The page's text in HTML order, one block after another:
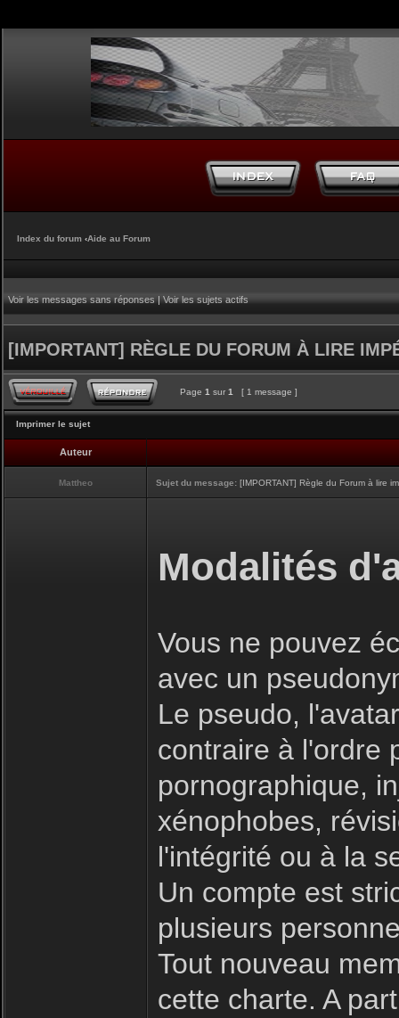
Index du forum ‹Aide au Forum
Voir les messages sans réponses|Voir les sujets actifs
[IMPORTANT] RÈGLE DU FORUM À LIRE
Page 1 sur 1 [ 1 message ]
Imprimer le sujet
Auteur
Mattheo Sujet du message: [IMPORTANT] Règle du Forum à lire
Modalités
Vous ne pouvez
avec un
Le pseudo,
contraire à l'ordre
pornographique,
xénophobes,
l'intégrité ou à la
Un compte est
plusieurs
Tout nouveau
cette charte. A